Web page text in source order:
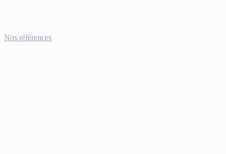
Nos références